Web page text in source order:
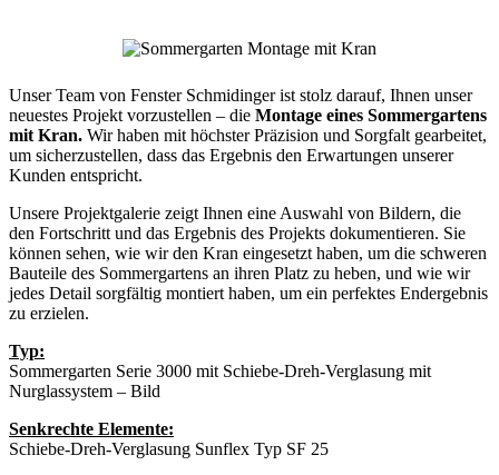
Unser Team von Fenster Schmidinger ist stolz darauf, Ihnen unser
neuestes Projekt vorzustellen – die Montage eines Sommergartens
mit Kran. Wir haben mit höchster Präzision und Sorgfalt gearbeitet,
um sicherzustellen, dass das Ergebnis den Erwartungen unserer
Kunden entspricht.
Unsere Projektgalerie zeigt Ihnen eine Auswahl von Bildern, die
den Fortschritt und das Ergebnis des Projekts dokumentieren. Sie
können sehen, wie wir den Kran eingesetzt haben, um die schweren
Bauteile des Sommergartens an ihren Platz zu heben, und wie wir
jedes Detail sorgfältig montiert haben, um ein perfektes Endergebnis
zu erzielen.
Typ:
Sommergarten Serie 3000 mit Schiebe-Dreh-Verglasung mit
Nurglassystem – Bild
Senkrechte Elemente:
Schiebe-Dreh-Verglasung Sunflex Typ SF 25